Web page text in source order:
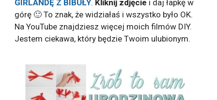
GIRLANDĘ Z BIBUŁY. Kliknij zdjęcie i daj łapkę w
górę 🙂 To znak, że widziałaś i wszystko było OK.
Na YouTube znajdziesz więcej moich filmów DIY.
Jestem ciekawa, który będzie Twoim ulubionym.